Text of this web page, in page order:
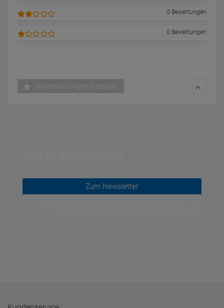
0 Bewertungen
0 Bewertungen
Alle Bewertungen anzeigen
Zum Newsletter